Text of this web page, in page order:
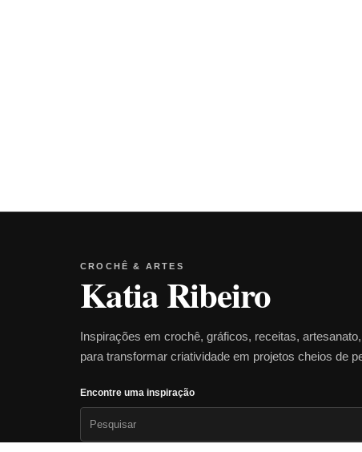
CROCHÊ & ARTES
Katia Ribeiro
Inspirações em crochê, gráficos, receitas,
para transformar criatividade em projetos cheios de
Encontre uma inspiração